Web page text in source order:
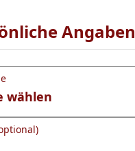
Angaben